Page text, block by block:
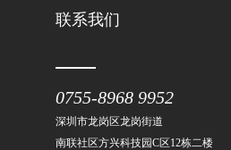
联系我们
0755-8968 9952
深圳市龙岗区龙岗街道
南联社区方兴科技园C区12栋二楼